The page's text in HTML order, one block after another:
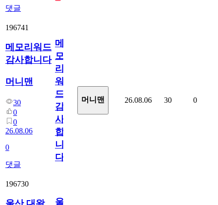
댓글
196741
메모리워드
감사합니다
머니맨
30
0
0
26.08.06
0
댓글
메
모
리
워
드
감
사
합
니
다
머니맨 26.08.06 30 0
196730
울